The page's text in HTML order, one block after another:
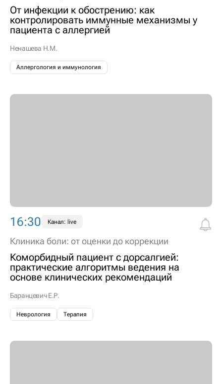
От инфекции к обострению: как
контролировать иммунные механизмы у
пациента с аллергией
Ненашева Н.М.
Аллергология и иммунология
16:30 Канал: live
Клиника боли: от оценки до коррекции
Коморбидный пациент с дорсалгией:
практические алгоритмы ведения на
основе клинических рекомендаций
Баранцевич Е.Р.
Неврология Терапия